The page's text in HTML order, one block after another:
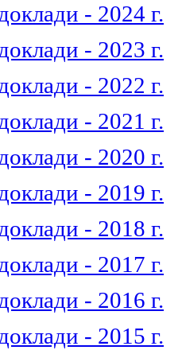
- 2024 г.
- 2023 г.
- 2022 г.
- 2021 г.
- 2020 г.
- 2019 г.
- 2018 г.
- 2017 г.
- 2016 г.
- 2015 г.